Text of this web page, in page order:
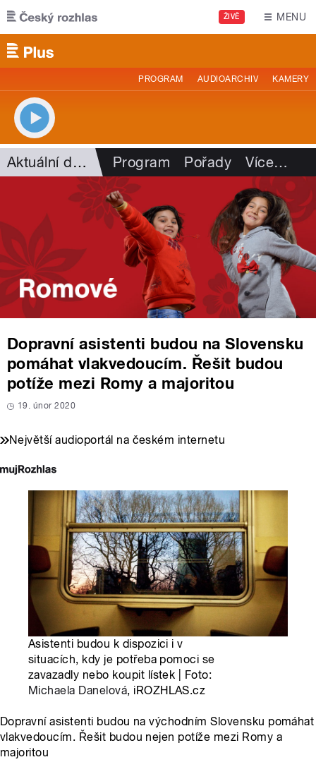
Přejít k hlavnímu obsahu
ŽIVĚ MENU
PROGRAM AUDIOARCHIV KAMERY
Aktuální dění Program Pořady Více…
Dopravní asistenti budou na Slovensku
pomáhat vlakvedoucím. Řešit budou
potíže mezi Romy a majoritou
19. únor 2020
Největší audioportál na českém internetu
Asistenti budou k dispozici i v
situacích, kdy je potřeba pomoci se
zavazadly nebo koupit lístek | Foto:
Michaela Danelová, iROZHLAS.cz
Dopravní asistenti budou na východním Slovensku pomáhat
vlakvedoucím. Řešit budou nejen potíže mezi Romy a
majoritou